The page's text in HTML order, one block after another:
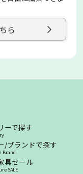
ら
ーで探す
/ブランドで探す
Brand
具セール
SALE